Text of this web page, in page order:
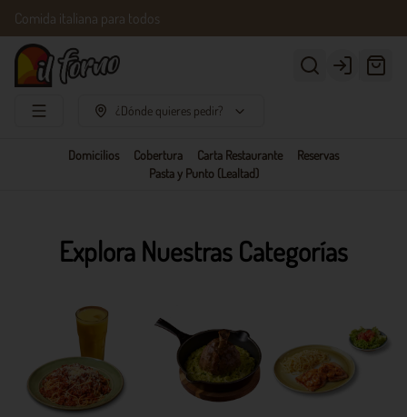
Comida italiana para todos
Login
¿Dónde quieres pedir?
Domicilios Cobertura Carta Restaurante
Reservas
Pasta y Punto (Lealtad)
Explora Nuestras Categorías